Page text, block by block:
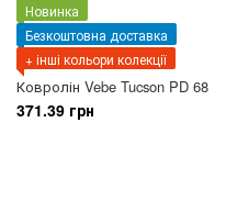
Новинка
Безкоштовна доставка
+ інші кольори колекції
Ковролін Vebe Tucson PD 68
371.39 грн